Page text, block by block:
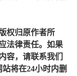
权归原作者所
法律责任。如果
容，请联系我们
将在24小时内删